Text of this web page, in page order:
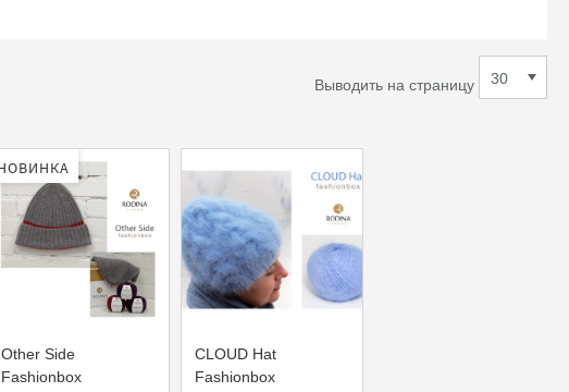
Выводить на страницу
Other Side
Fashionbox
CLOUD Hat
Fashionbox